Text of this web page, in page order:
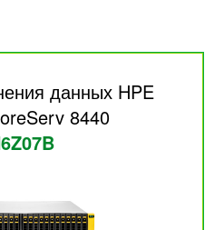
данных HPE
8440